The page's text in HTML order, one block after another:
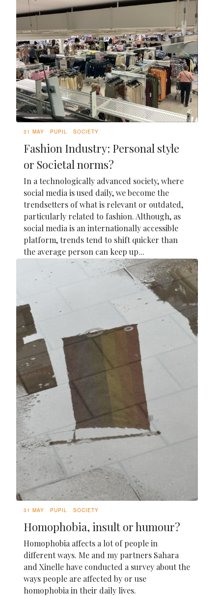
31 MAY PUPIL SOCIETY
Fashion Industry: Personal style
or Societal norms?
In a technologically advanced society, where
social media is used daily, we become the
trendsetters of what is relevant or outdated,
particularly related to fashion. Although, as
social media is an internationally accessible
platform, trends tend to shift quicker than
the average person can keep up...
31 MAY PUPIL SOCIETY
Homophobia, insult or humour?
Homophobia affects a lot of people in
different ways. Me and my partners Sahara
and Xinelle have conducted a survey about the
ways people are affected by or use
homophobia in their daily lives.